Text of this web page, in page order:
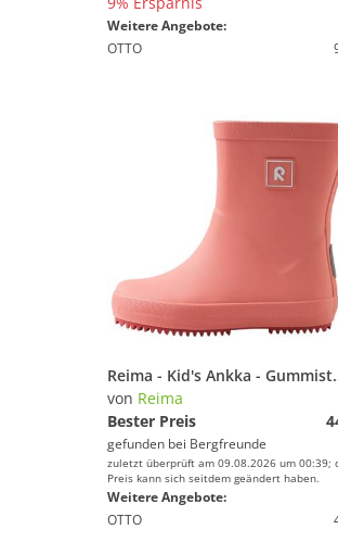
Weitere Angebote:
OTTO
Reima -
von Reima
Bester Preis
gefunden bei Bergfreunde
zuletzt überprüft am 09.08.2026 um 00:39;
Preis kann sich seitdem geändert haben.
Weitere Angebote:
OTTO